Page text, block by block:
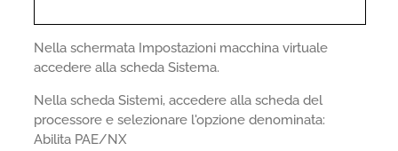
Nella schermata Impostazioni macchina virtuale
accedere alla scheda Sistema.
Nella scheda Sistemi, accedere alla scheda del
processore e selezionare l'opzione denominata:
Abilita PAE/NX